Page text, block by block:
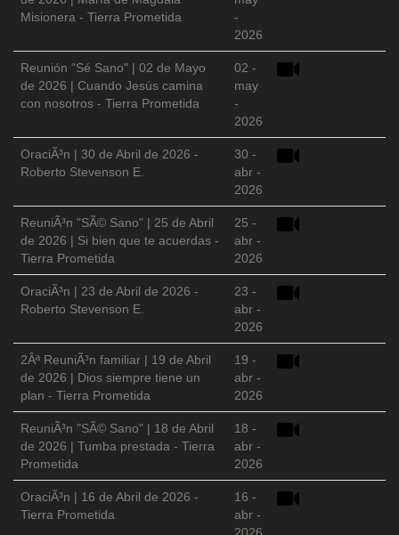
Misionera - Tierra Prometida
-
2026
Reunión "Sé Sano" | 02 de Mayo
de 2026 | Cuando Jesús camina
con nosotros - Tierra Prometida
02 -
may
-
2026
OraciÃ³n | 30 de Abril de 2026 -
Roberto Stevenson E.
30 -
abr -
2026
ReuniÃ³n "SÃ© Sano" | 25 de Abril
de 2026 | Si bien que te acuerdas -
Tierra Prometida
25 -
abr -
2026
OraciÃ³n | 23 de Abril de 2026 -
Roberto Stevenson E.
23 -
abr -
2026
2Âª ReuniÃ³n familiar | 19 de Abril
de 2026 | Dios siempre tiene un
plan - Tierra Prometida
19 -
abr -
2026
ReuniÃ³n "SÃ© Sano" | 18 de Abril
de 2026 | Tumba prestada - Tierra
Prometida
18 -
abr -
2026
OraciÃ³n | 16 de Abril de 2026 -
Tierra Prometida
16 -
abr -